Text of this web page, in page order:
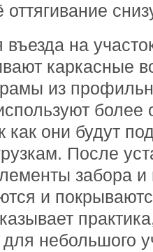
оттягивание
на
каркасные
рамы из
более
как они будут
После
забора
и
небольшого